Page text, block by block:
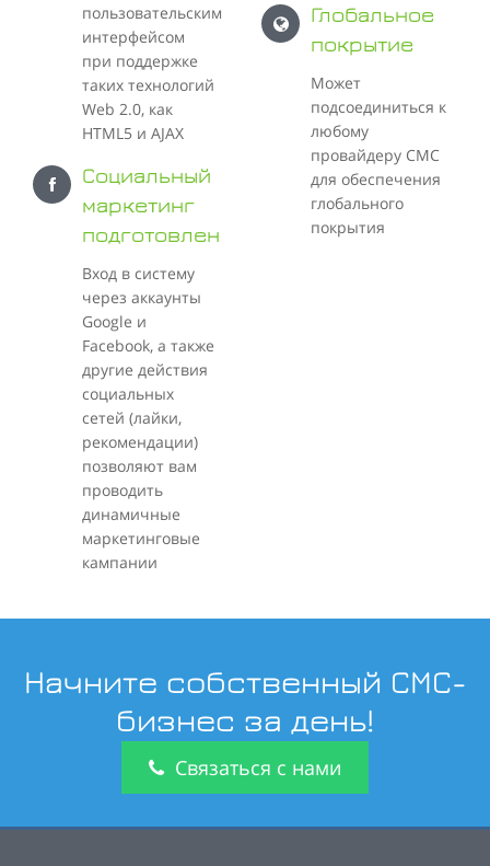
пользовательским
интерфейсом
при поддержке
таких технологий
Web 2.0, как
HTML5 и AJAX
Социальный
маркетинг
подготовлен
Вход в систему
через аккаунты
Google и
Facebook, а также
другие действия
социальных
сетей (лайки,
рекомендации)
позволяют вам
проводить
динамичные
маркетинговые
кампании
Глобальное
покрытие
Может
подсоединиться к
любому
провайдеру СМС
для обеспечения
глобального
покрытия
Начните собственный СМС-
бизнес за день!
Связаться с нами